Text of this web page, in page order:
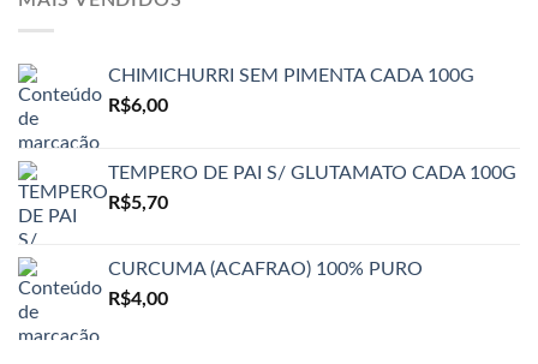
CHIMICHURRI SEM PIMENTA CADA 100G
R$6,00
TEMPERO DE PAI S/ GLUTAMATO CADA 100G
R$5,70
CURCUMA (ACAFRAO) 100% PURO
R$4,00